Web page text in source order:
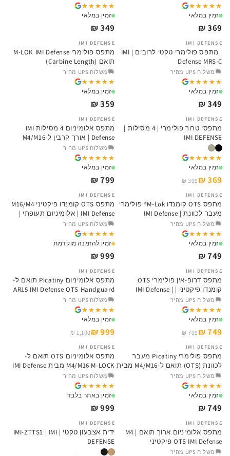
★★★★★
★★★★★
זמין במלאי
369 ₪
★★★★★
★★★★★
זמין במלאי
349 ₪
IMI DEFENSE
| מתפס פולימרי טקטי לרובים | IMI
Defense MRS-C
משלוח UPS מהיר
★★★★★
★★★★★
זמין במלאי
349 ₪
IMI DEFENSE
מתפס פולימרי M-LOK IMI Defense
תואם (Carbine Length)
משלוח UPS מהיר
★★★★★
★★★★★
זמין במלאי
359 ₪
SALE
IMI DEFENSE
מתפסי טרור פולימרי | 4 מסילות |
IMI DEFENSE
★★★★★
★★★★★
זמין במלאי
369 ₪
399 ₪
IMI DEFENSE
מתפס אלומיניום 4 מסילות IMI
Defense | אורך קרבין ל-M4/M16
משלוח UPS מהיר
★★★★★
★★★★★
זמין במלאי
799 ₪
IMI DEFENSE
מתפס OTS קומנדו M-Lok® פולימרי
מעבר לכוונת | IMI Defense
משלוח UPS מהיר
★★★★★
★★★★★
זמין במלאי
749 ₪
IMI DEFENSE
מתפס OTS קומנדו פיקטיני M16/M4
IMI Defense | אלומיניום תעופתי |
TimeToEDC
משלוח UPS מהיר
★★★★★
★★★★★
זמין להזמנה מוקדמת
999 ₪
SALE
IMI DEFENSE
מתפס דרופ-אין פולימרי OTS
קומנדו פיקטיני | IMI Defense |
TimeToEDC
משלוח UPS מהיר
★★★★★
★★★★★
זמין במלאי
749 ₪
799 ₪
SALE
IMI DEFENSE
מתפס אלומיניום Picatiny תואם ל-
AR15 IMI Defense OTS Handguard
משלוח UPS מהיר
★★★★★
★★★★★
זמין במלאי
999 ₪
1,100 ₪
IMI DEFENSE
מתפס פולימרי Picatiny מעבר
לכוונת (OTS) תואם ל-M4/M16 מבית
IMI Defense
משלוח UPS מהיר
★★★★★
★★★★★
זמין במלאי
749 ₪
IMI DEFENSE
מתפס אלומיניום OTS תואם ל-
M4/M16 M-LOCK מבית IMI Defense
משלוח UPS מהיר
★★★★★
★★★★★
זמין באתר בלבד
999 ₪
IMI DEFENSE
מתפס אלומיניום ארוך תואם M4 |
OTS IMI Defense פיקטיני
משלוח UPS מהיר
IMI DEFENSE
ידית אצבעון טקטי | IMI-ZTTS1 | IMI
DEFENSE